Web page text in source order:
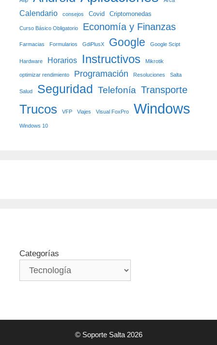
Calendario consejos Covid Criptomonedas
Curso Básico Obligatorio Economía y Finanzas
Farmacias Formularios GdiPlusX Google Google Scipt
Hardware Horarios Instructivos Mikrotik
optimizar rendimiento Programación Resoluciones Salta
Salud Seguridad Telefonía Transporte
Trucos VFP Viajes Visual FoxPro Windows
Windows 10
Categorías
© Soporte Salta 2026